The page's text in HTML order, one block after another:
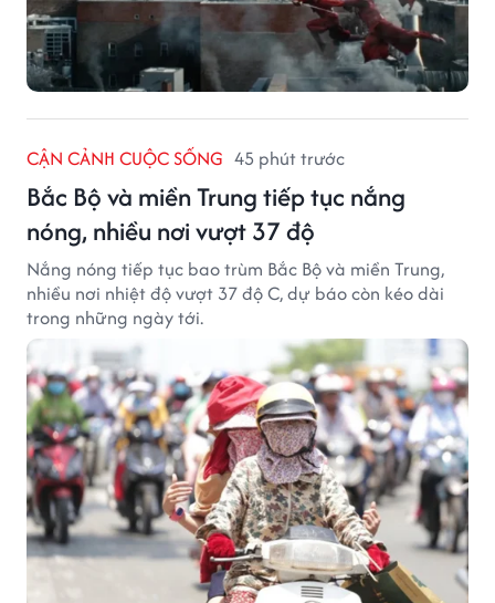
CẬN CẢNH CUỘC SỐNG 45 phút trước
Bắc Bộ và miền Trung tiếp tục nắng
nóng, nhiều nơi vượt 37 độ
Nắng nóng tiếp tục bao trùm Bắc Bộ và miền Trung,
nhiều nơi nhiệt độ vượt 37 độ C, dự báo còn kéo dài
trong những ngày tới.